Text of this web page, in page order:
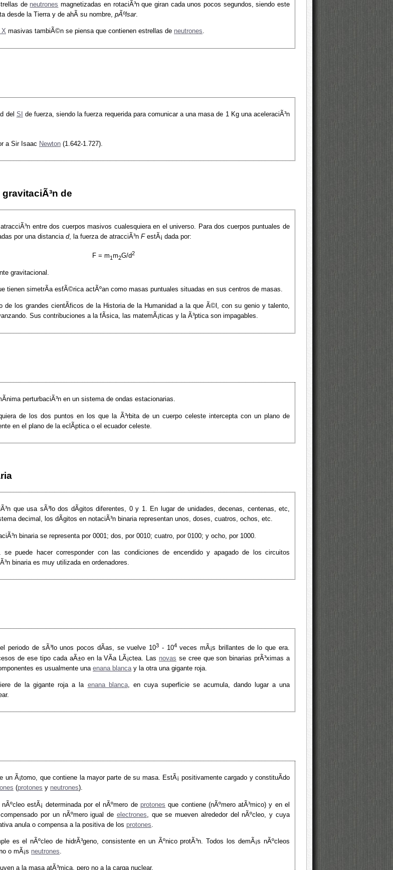
de neutrones magnetizadas en rotaciÃ³n que giran cada unos pocos segundos, siendo este
desde la Tierra y de ahÃ­ su nombre, pÃºlsar.
X masivas tambiÃ©n se piensa que contienen estrellas de neutrones.
del SI de fuerza, siendo la fuerza requerida para comunicar a una masa de 1 Kg una aceleraciÃ³n
a Sir Isaac Newton (1.642-1.727).
de
entre dos cuerpos masivos cualesquiera en el universo. Para dos cuerpos puntuales de
por una distancia d, la fuerza de atracciÃ³n FestÃ¡ dada por:
F = m1 m2G/d2
gravitacional.
tienen simetrÃ­a esfÃ©rica actÃºan como masas puntuales situadas en sus centros de masas.
de los grandes cientÃ­ficos de la Historia de la Humanidad a la que Ã©l, con su genio y talento,
Sus contribuciones a la fÃ­sica, las matemÃ¡ticas y la Ã³ptica son impagables.
perturbaciÃ³n en un sistema de ondas estacionarias.
de los dos puntos en los que la Ã³rbita de un cuerpo celeste intercepta con un plano de
en el plano de la eclÃ­ptica o el ecuador celeste.
que usa sÃ³lo dos dÃ­gitos diferentes, 0 y 1. En lugar de unidades, decenas, centenas, etc,
decimal, los dÃ­gitos en notaciÃ³n binaria representan unos, doses, cuatros, ochos, etc.
binaria se representa por 0001; dos, por 0010; cuatro, por 0100; y ocho, por 1000.
puede hacer corresponder con las condiciones de encendido y apagado de los circuitos
binaria es muy utilizada en ordenadores.
periodo de sÃ³lo unos pocos dÃ­as, se vuelve 103 - 104veces mÃ¡s brillantes de lo que era.
de ese tipo cada aÃ±o en la VÃ­a LÃ¡ctea. Las novas se cree que son binarias prÃ³ximas a
es usualmente una enana blanca y la otra una gigante roja.
de la gigante roja a la enana blanca, en cuya superficie se acumula, dando lugar a una
un Ã¡tomo, que contiene la mayor parte de su masa. EstÃ¡ positivamente cargado y constituÃ­do
(protones y neutrones).
estÃ¡ determinada por el nÃºmero deprotones que contiene (nÃºmero atÃ³mico) y en el
por un nÃºmero igual de electrones , que se mueven alrededor del nÃºcleo, y cuya
anula o compensa a la positiva de los protones
es el nÃºcleo de hidrÃ³geno, consistente en un Ãºnico protÃ³n. Todos los demÃ¡s nÃºcleos
o mÃ¡s neutrones
a la masa atÃ³mica, pero no a la carga nuclear.